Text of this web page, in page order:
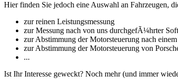
Hier finden Sie jedoch eine Auswahl an Fahrzeugen,
zur reinen Leistungsmessung
zur Messung nach von uns durchgefÃ¼hrter
zur Abstimmung der Motorsteuerung nach
zur Abstimmung der Motorsteuerung von
...
Ist Ihr Interesse geweckt? Noch mehr (und immer